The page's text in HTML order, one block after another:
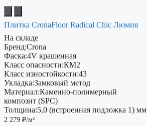
Плитка CronaFloor Radical Chiс Люмия
На складе
Бренд:Crona
Фаска:4V крашенная
Класс опасности:КМ2
Класс изностойкости:43
Укладка:Замковый метод
Материал:Каменно-полимерный
композит (SPC)
Толщина:5,0 (встроенная подложка 1) мм
2 279 ₽/м²